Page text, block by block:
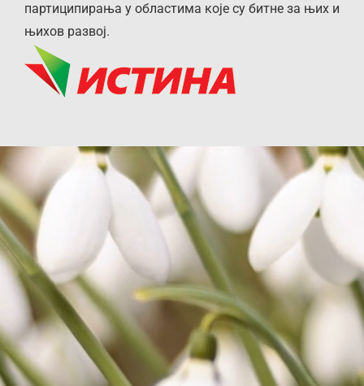
партиципирања у областима које су битне за њих и
њихов развој.